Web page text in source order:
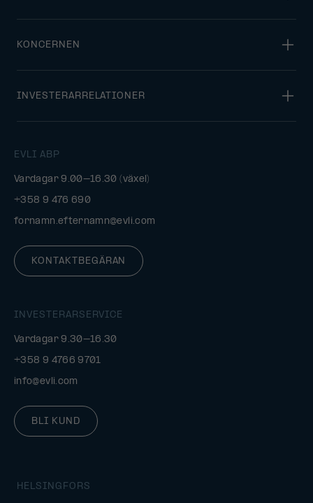
EVLI ABP
Vardagar 9.00–16.30 (växel)
+358 9 476 690
fornamn.efternamn@evli.com
KONTAKTBEGÄRAN
INVESTERARSERVICE
Vardagar 9.30–16.30
+358 9 4766 9701
info@evli.com
BLI KUND
KONCERNEN
INVESTERARRELATIONER
HELSINGFORS